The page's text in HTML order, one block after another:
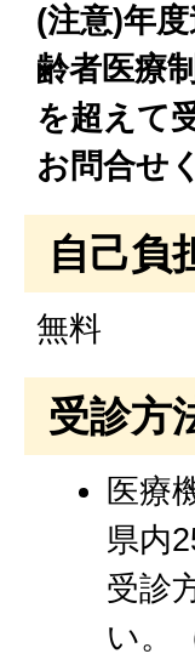
(注意)年
齢者医療
を超えて
お問合せ
自己負
無料
受診方
医療
県内
受診
い。